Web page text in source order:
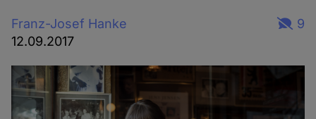
Franz-Josef Hanke
12.09.2017
9